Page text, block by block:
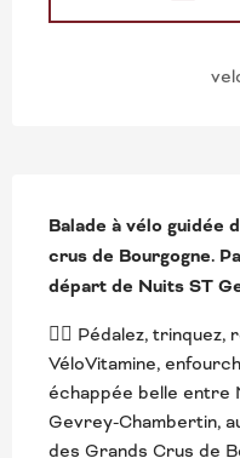
Balade à vélo guidée
crus de Bourgogne.
départ de Nuits ST
🚴‍♀️ Pédalez, trinquez,
VéloVitamine,
échappée belle entre
Gevrey-Chambertin,
des Grands Crus de